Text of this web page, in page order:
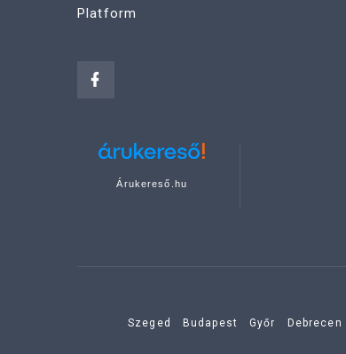
Platform
Árukereső.hu
Szeged Budapest Győr Debrecen